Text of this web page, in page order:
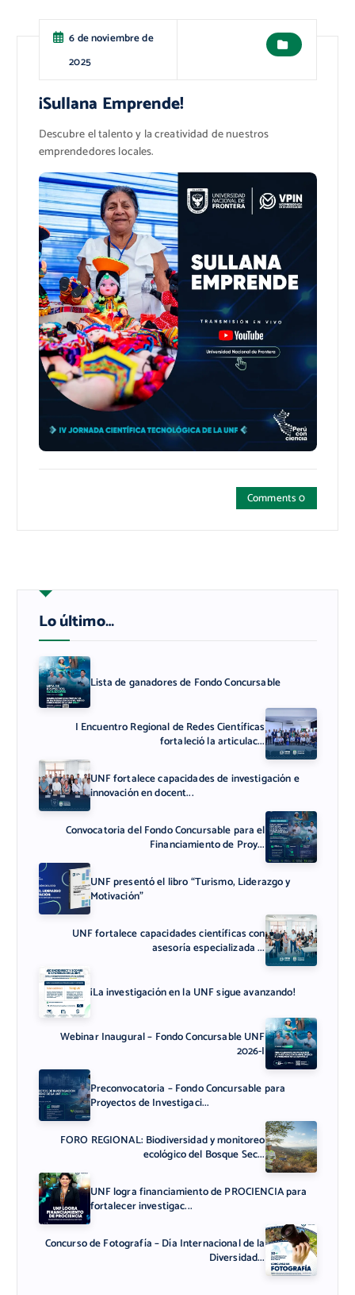
6 de noviembre de
2025
¡Sullana Emprende!
Descubre el talento y la creatividad de nuestros
emprendedores locales.
Comments 0
Lo último…
Lista de ganadores de Fondo Concursable
I Encuentro Regional de Redes Científicas
fortaleció la articulac...
UNF fortalece capacidades de investigación e
innovación en docent...
Convocatoria del Fondo Concursable para el
Financiamiento de Proy...
UNF presentó el libro “Turismo, Liderazgo y
Motivación”
UNF fortalece capacidades científicas con
asesoría especializada ...
¡La investigación en la UNF sigue avanzando!
Webinar Inaugural – Fondo Concursable UNF
2026-I
Preconvocatoria – Fondo Concursable para
Proyectos de Investigaci...
FORO REGIONAL: Biodiversidad y monitoreo
ecológico del Bosque Sec...
UNF logra financiamiento de PROCIENCIA para
fortalecer investigac...
Concurso de Fotografía – Día Internacional de la
Diversidad...